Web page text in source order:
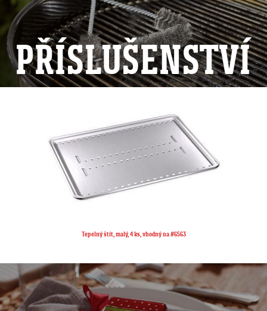
PŘÍSLUŠENSTVÍ
Tepelný rošt, malý, vhodný na grily Q™ 100/1000 série, vhodný na #6561